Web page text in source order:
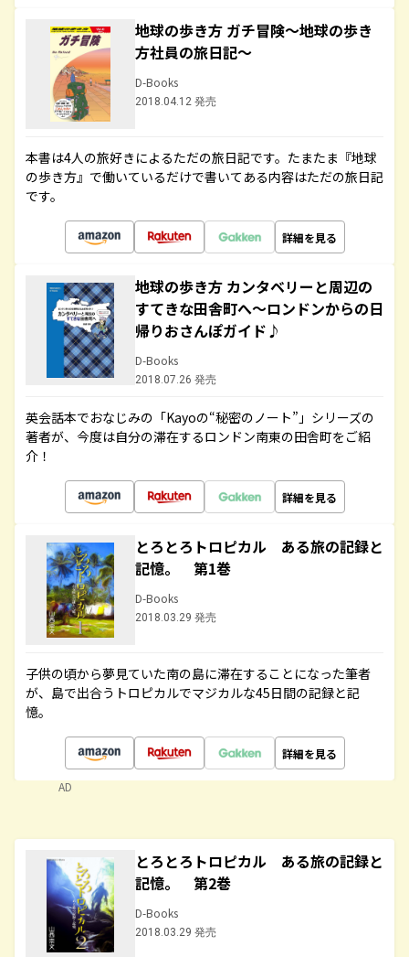
地球の歩き方 ガチ冒険～地球の歩き
方社員の旅日記～
D-Books
2018.04.12 発売
本書は4人の旅好きによるただの旅日記です。たまたま『地球
の歩き方』で働いているだけで書いてある内容はただの旅日記
です。
詳細を見る
地球の歩き方 カンタベリーと周辺の
すてきな田舎町へ～ロンドンからの日
帰りおさんぽガイド♪
D-Books
2018.07.26 発売
英会話本でおなじみの「Kayoの“秘密のノート”」シリーズの
著者が、今度は自分の滞在するロンドン南東の田舎町をご紹
介！
詳細を見る
とろとろトロピカル ある旅の記録と
記憶。 第1巻
D-Books
2018.03.29 発売
子供の頃から夢見ていた南の島に滞在することになった筆者
が、島で出合うトロピカルでマジカルな45日間の記録と記
憶。
詳細を見る
AD
とろとろトロピカル ある旅の記録と
記憶。 第2巻
D-Books
2018.03.29 発売